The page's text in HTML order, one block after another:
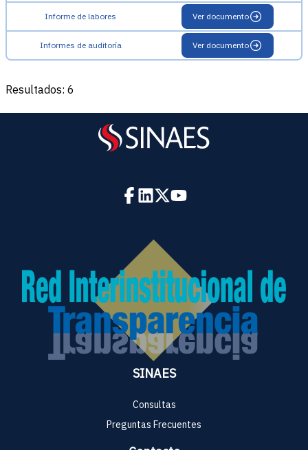
Informe de labores Ver documento
Informes de auditoría Ver documento
Resultados: 6
SINAES
Consultas
Preguntas Frecuentes